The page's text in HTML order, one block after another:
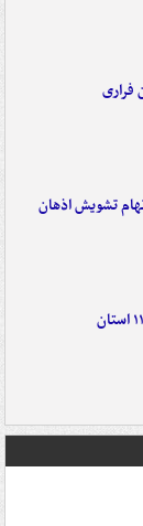
فراری
به اتهام تشویش اذهان